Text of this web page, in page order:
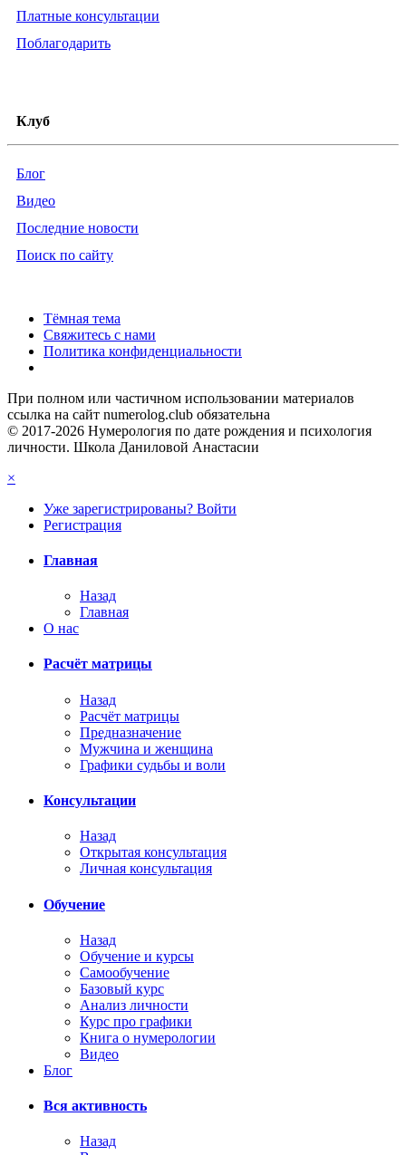
Платные консультации
Поблагодарить
Клуб
Блог
Видео
Последние новости
Поиск по сайту
Тёмная тема
Свяжитесь с нами
Политика конфиденциальности
При полном или частичном использовании материалов
ссылка на сайт numerolog.club обязательна
© 2017-2026 Нумерология по дате рождения и психология
личности. Школа Даниловой Анастасии
×
Уже зарегистрированы? Войти
Регистрация
Главная
Назад
Главная
О нас
Расчёт матрицы
Назад
Расчёт матрицы
Предназначение
Мужчина и женщина
Графики судьбы и воли
Консультации
Назад
Открытая консультация
Личная консультация
Обучение
Назад
Обучение и курсы
Самообучение
Базовый курс
Анализ личности
Курс про графики
Книга о нумерологии
Видео
Блог
Вся активность
Назад